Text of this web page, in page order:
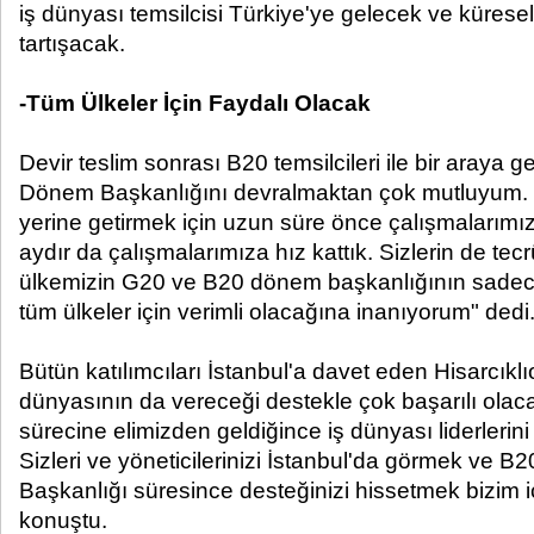
iş dünyası temsilcisi Türkiye'ye gelecek ve
tartışacak.
-Tüm Ülkeler İçin Faydalı Olacak
Devir teslim sonrası B20 temsilcileri ile bir araya
Dönem Başkanlığını devralmaktan çok
yerine getirmek için uzun süre önce
aydır da çalışmalarımıza hız kattık. Sizlerin de
ülkemizin G20 ve B20 dönem başkanlığının
tüm ülkeler için verimli olacağına inanıyorum" dedi.
Bütün katılımcıları İstanbul'a davet eden
dünyasının da vereceği destekle çok başarılı
sürecine elimizden geldiğince iş dünyası
Sizleri ve yöneticilerinizi İstanbul'da görmek ve
Başkanlığı süresince desteğinizi hissetmek bizim
konuştu.